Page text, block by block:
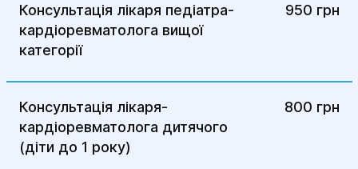
Консультація лікаря педіатра-
кардіоревматолога вищої
категорії
950 грн
Консультація лікаря-
кардіоревматолога дитячого
(діти до 1 року)
800 грн